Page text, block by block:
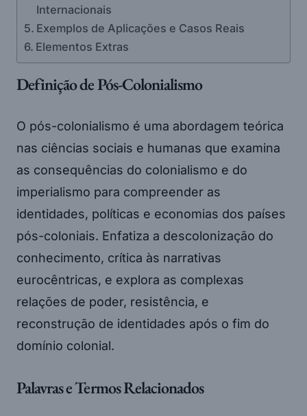
Internacionais
Exemplos de Aplicações e Casos Reais
Elementos Extras
Definição de Pós-Colonialismo
O pós-colonialismo é uma abordagem teórica
nas ciências sociais e humanas que examina
as consequências do colonialismo e do
imperialismo para compreender as
identidades, políticas e economias dos países
pós-coloniais. Enfatiza a descolonização do
conhecimento, crítica às narrativas
eurocêntricas, e explora as complexas
relações de poder, resistência, e
reconstrução de identidades após o fim do
domínio colonial.
Palavras e Termos Relacionados